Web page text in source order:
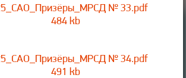
№ 33.pdf
484 kb
№ 34.pdf
491 kb